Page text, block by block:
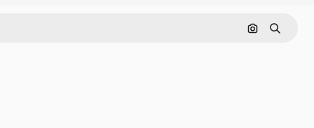
Rechercher